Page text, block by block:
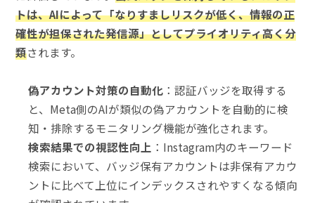
トは、AIによって「なりすましリスクが低く、情報の正
確性が担保された発信源」としてプライオリティ高く分
類されます。
偽アカウント対策の自動化 ：認証バッジを取得する
と、Meta側のAIが類似の偽アカウントを自動的に検
知・排除するモニタリング機能が強化されます。
検索結果での視認性向上 ：Instagram内のキーワード
検索において、バッジ保有アカウントは非保有アカウ
ントに比べて上位にインデックスされやすくなる傾向